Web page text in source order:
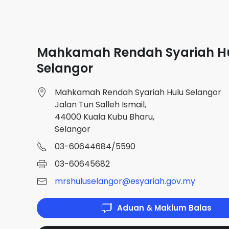
Mahkamah Rendah Syariah
Selangor
Mahkamah Rendah Syariah Hulu Selangor
Jalan Tun Salleh Ismail,
44000 Kuala Kubu Bharu,
Selangor
03-60644684/5590
03-60645682
mrshuluselangor@esyariah.gov.my
Aduan & Maklum Balas